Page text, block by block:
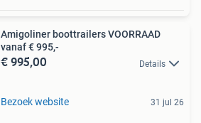
Amigoliner boottrailers VOORRAAD
vanaf € 995,-
€ 995,00 Details
Bezoek website 31 jul 26